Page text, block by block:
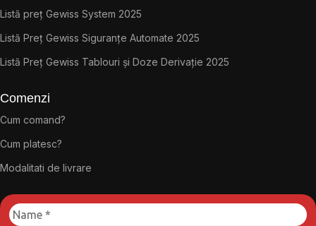
Listă preț Gewiss System 2025
Listă Preț Gewiss Siguranțe Automate 2025
Listă Preț Gewiss Tablouri și Doze Derivație 2025
Comenzi
Cum comand?
Cum platesc?
Modalitati de livrare